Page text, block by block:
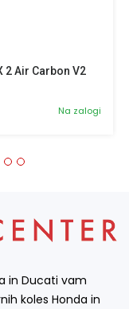
Air Carbon V2
Na zalogi
in Ducati vam
koles Honda in